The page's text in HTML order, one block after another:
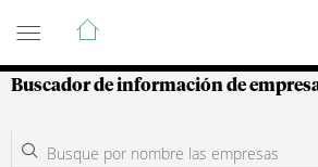
Guía de Empresas
Buscador de información de